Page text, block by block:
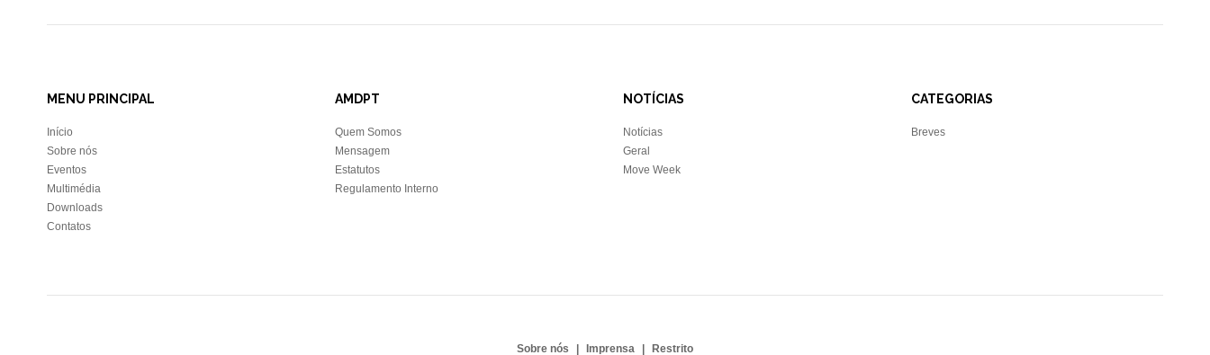
MENU PRINCIPAL
Início
Sobre nós
Eventos
Multimédia
Downloads
Contatos
AMDPT
Quem Somos
Mensagem
Estatutos
Regulamento Interno
NOTÍCIAS
Notícias
Geral
Move Week
CATEGORIAS
Breves
Sobre nós Imprensa Restrito